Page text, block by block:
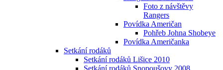
Foto z návštěvy
Rangers
Povídka Američan
Pohřeb Johna Shobeye
Povídka Američanka
Setkání rodáků
Setkání rodáků Lišice 2010
Setkání rodáků Snopoušovy 2008